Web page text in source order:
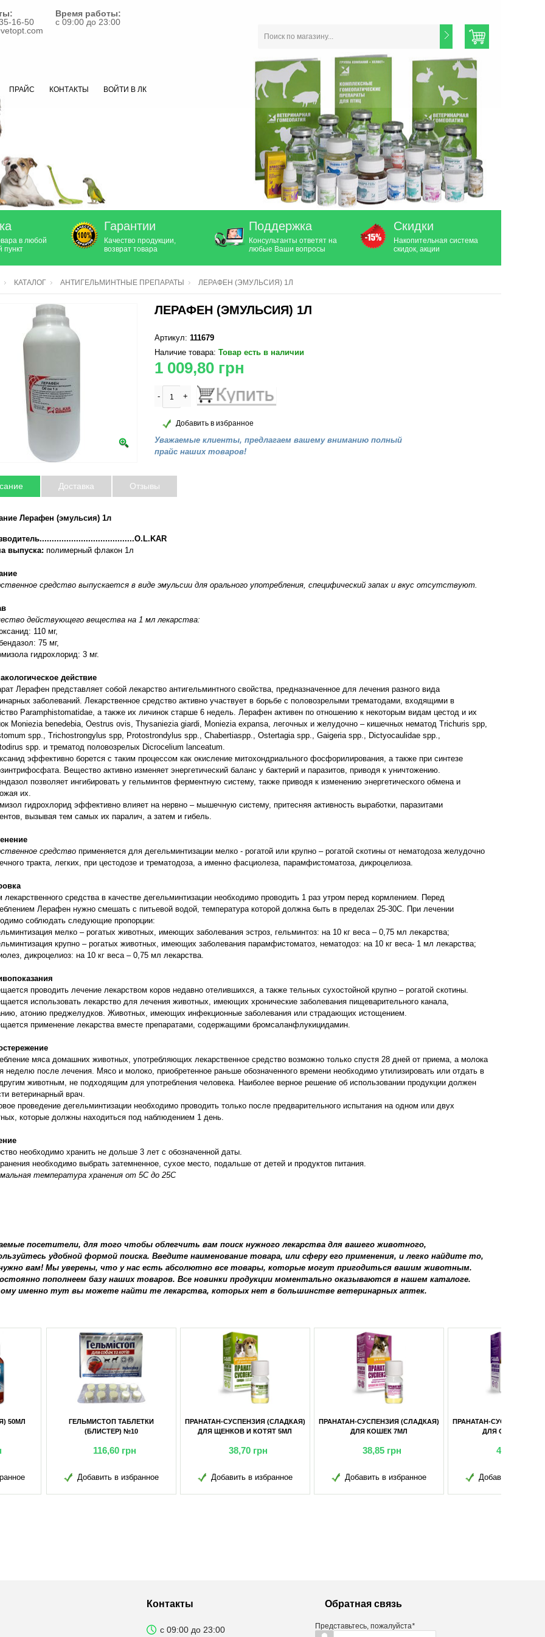
16-50
Время работы:
с 09:00 до 23:00
ПРАЙС КОНТАКТЫ ВОЙТИ В ЛК
в любой
пункт
Гарантии
Качество продукции,
возврат товара
Поддержка
Консультанты ответят на
любые Ваши вопросы
Скидки
Накопительная система
скидок, акции
КАТАЛОГ АНТИГЕЛЬМИНТНЫЕ ПРЕПАРАТЫ ЛЕРАФЕН (ЭМУЛЬСИЯ) 1Л
ЛЕРАФЕН (ЭМУЛЬСИЯ) 1Л
Артикул: 111679
Наличие товара: Товар есть в наличии
1 009,80 грн
- +
Добавить в избранное
Уважаемые клиенты, предлагаем вашему вниманию полный
прайс наших товаров!
Доставка Отзывы
Лерафен (эмульсия) 1л
выпуска: полимерный флакон 1л
средство выпускается в виде эмульсии для орального употребления, специфический запах и вкус отсутствуют.
действующего вещества на 1 мл лекарства:
110 мг,
75 мг,
гидрохлорид: 3 мг.
действие
Лерафен представляет собой лекарство антигельминтного свойства, предназначенное для лечения разного вида
заболеваний. Лекарственное средство активно участвует в борьбе с половозрелыми трематодами, входящими в
Paramphistomatidae, а также их личинок старше 6 недель. Лерафен активен по отношению к некоторым видам цестод и их
Moniezia benedebia, Oestrus ovis, Thysaniezia giardi, Moniezia ехpansa, легочных и желудочно – кишечных нематод Trichuris spp,
spp., Тrichostrongylus spp, Protostrondylus spp., Chabertiaspp., Ostertagia spp., Gaigeria spp., Dictyocaulidae spp.,
spp. и трематод половозрелых Dicrocelium lanceatum.
эффективно борется с таким процессом как окисление митохондриального фосфорилирования, а также при синтезе
Вещество активно изменяет энергетический баланс у бактерий и паразитов, приводя к уничтожению.
позволяет ингибировать у гельминтов ферментную систему, также приводя к изменению энергетического обмена и
их.
гидрохлорид эффективно влияет на нервно – мышечную систему, притесняя активность выработки, паразитами
вызывая тем самых их паралич, а затем и гибель.
средство применяется для дегельминтизации мелко - рогатой или крупно – рогатой скотины от нематодоза желудочно
тракта, легких, при цестодозе и трематодоза, а именно фасциолеза, парамфистоматоза, дикроцелиоза.
лекарственного средства в качестве дегельминтизации необходимо проводить 1 раз утром перед кормлением. Перед
Лерафен нужно смешать с питьевой водой, температура которой должна быть в пределах 25-30С. При лечении
соблюдать следующие пропорции:
мелко – рогатых животных, имеющих заболевания эстроз, гельминтоз: на 10 кг веса – 0,75 мл лекарства;
крупно – рогатых животных, имеющих заболевания парамфистоматоз, нематодоз: на 10 кг веса- 1 мл лекарства;
дикроцелиоз: на 10 кг веса – 0,75 мл лекарства.
проводить лечение лекарством коров недавно отелившихся, а также тельных сухостойной крупно – рогатой скотины.
использовать лекарство для лечения животных, имеющих хронические заболевания пищеварительного канала,
атонию преджелудков. Животных, имеющих инфекционные заболевания или страдающих истощением.
применение лекарства вместе препаратами, содержащими бромсаланфлукицидамин.
мяса домашних животных, употребляющих лекарственное средство возможно только спустя 28 дней от приема, а молока
неделю после лечения. Мясо и молоко, приобретенное раньше обозначенного времени необходимо утилизировать или отдать в
животным, не подходящим для употребления человека. Наиболее верное решение об использовании продукции должен
ветеринарный врач.
проведение дегельминтизации необходимо проводить только после предварительного испытания на одном или двух
которые должны находиться под наблюдением 1 день.
необходимо хранить не дольше 3 лет с обозначенной даты.
необходимо выбрать затемненное, сухое место, подальше от детей и продуктов питания.
температура хранения от 5С до 25С
посетители, для того чтобы облегчить вам поиск нужного лекарства для вашего животного,
удобной формой поиска. Введите наименование товара, или сферу его применения, и легко найдите то,
вам! Мы уверены, что у нас есть абсолютно все товары, которые могут пригодиться вашим животным.
пополнеем базу наших товаров. Все новинки продукции моментально оказываются в нашем каталоге.
именно тут вы можете найти те лекарства, которых нет в большинстве ветеринарных аптек.
ТАБЛЕТКИ
в избранное
ПРАНАТАН-СУСПЕНЗИЯ (СЛАДКАЯ)
ДЛЯ ЩЕНКОВ И КОТЯТ 5МЛ
Добавить в избранное
ПРАНАТАН-СУСПЕНЗИЯ (СЛАДКАЯ)
ДЛЯ КОШЕК 7МЛ
Добавить в избранное
ПРАНАТАН-СУСПЕНЗИЯ (СЛАДКАЯ)
ДЛЯ СОБАК 10МЛ
Добавить в избранное
Контакты
с 09:00 до 23:00
Обратная связь
Представьтесь, пожалуйста*